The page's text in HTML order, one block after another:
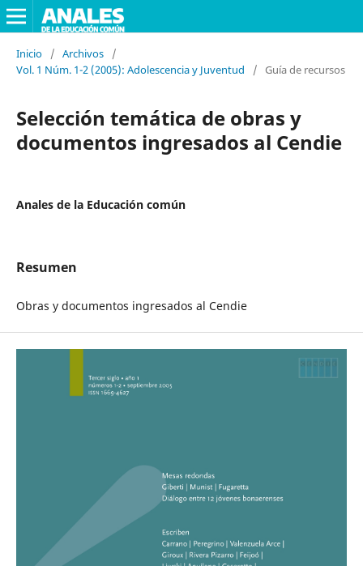
Inicio / Archivos
/
Vol. 1 Núm. 1-2 (2005): Adolescencia y Juventud
/ Guía de recursos
Selección temática de obras y
documentos ingresados al Cendie
Anales de la Educación común
Resumen
Obras y documentos ingresados al Cendie